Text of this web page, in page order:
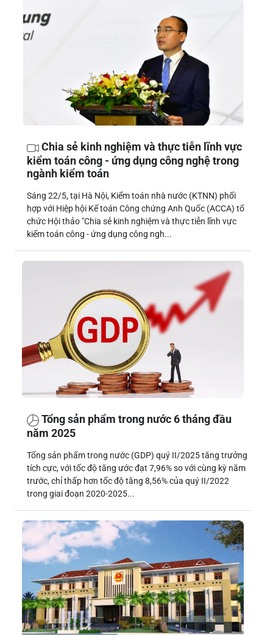
Chia sẻ kinh nghiệm và thực tiễn lĩnh vực
kiểm toán công - ứng dụng công nghệ trong
ngành kiểm toán
Sáng 22/5, tại Hà Nội, Kiểm toán nhà nước (KTNN) phối
hợp với Hiệp hội Kế toán Công chứng Anh Quốc (ACCA) tổ
chức Hội thảo "Chia sẻ kinh nghiệm và thực tiễn lĩnh vực
kiểm toán công - ứng dụng công ngh...
Tổng sản phẩm trong nước 6 tháng đầu
năm 2025
Tổng sản phẩm trong nước (GDP) quý II/2025 tăng trưởng
tích cực, với tốc độ tăng ước đạt 7,96% so với cùng kỳ năm
trước, chỉ thấp hơn tốc độ tăng 8,56% của quý II/2022
trong giai đoạn 2020-2025...